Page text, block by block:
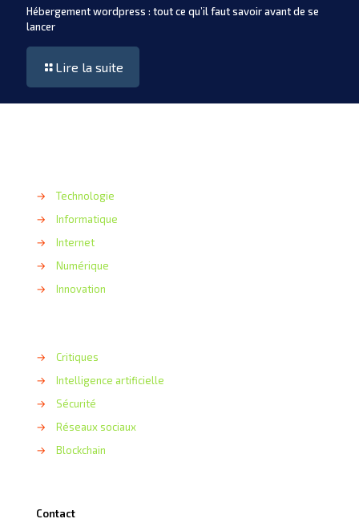
Hébergement wordpress : tout ce qu’il faut savoir avant de se
lancer
Lire la suite
→
Technologie
→
Informatique
→
Internet
→
Numérique
→
Innovation
→
Critiques
→
Intelligence artificielle
→
Sécurité
→
Réseaux sociaux
→
Blockchain
Contact